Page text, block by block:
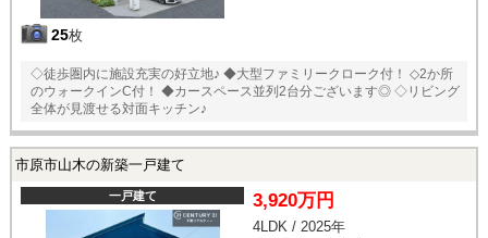
25枚
◇徒歩圏内に施設充実の好立地♪ ◆大型ファミリークローク付！ ◇2か所
のウォークインC付！ ◆カースペース並列2台分ございます◎ ◇リビング
全体が見渡せる対面キッチン♪
市原市山木の新築一戸建て
一戸建て 3,920万円
4LDK / 2025年